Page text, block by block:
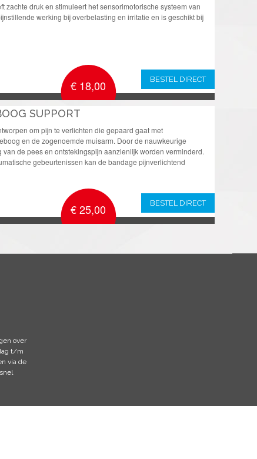
zachte druk en stimuleert het sensorimotorische systeem van
werking bij overbelasting en irritatie en is geschikt bij
€ 18,00 BESTEL DIRECT
SUPPORT
om pijn te verlichten die gepaard gaat met
en de zogenoemde muisarm. Door de nauwkeurige
de pees en ontstekingspijn aanzienlijk worden verminderd.
gebeurtenissen kan de bandage pijnverlichtend
€ 25,00 BESTEL DIRECT
over
t/m
via de